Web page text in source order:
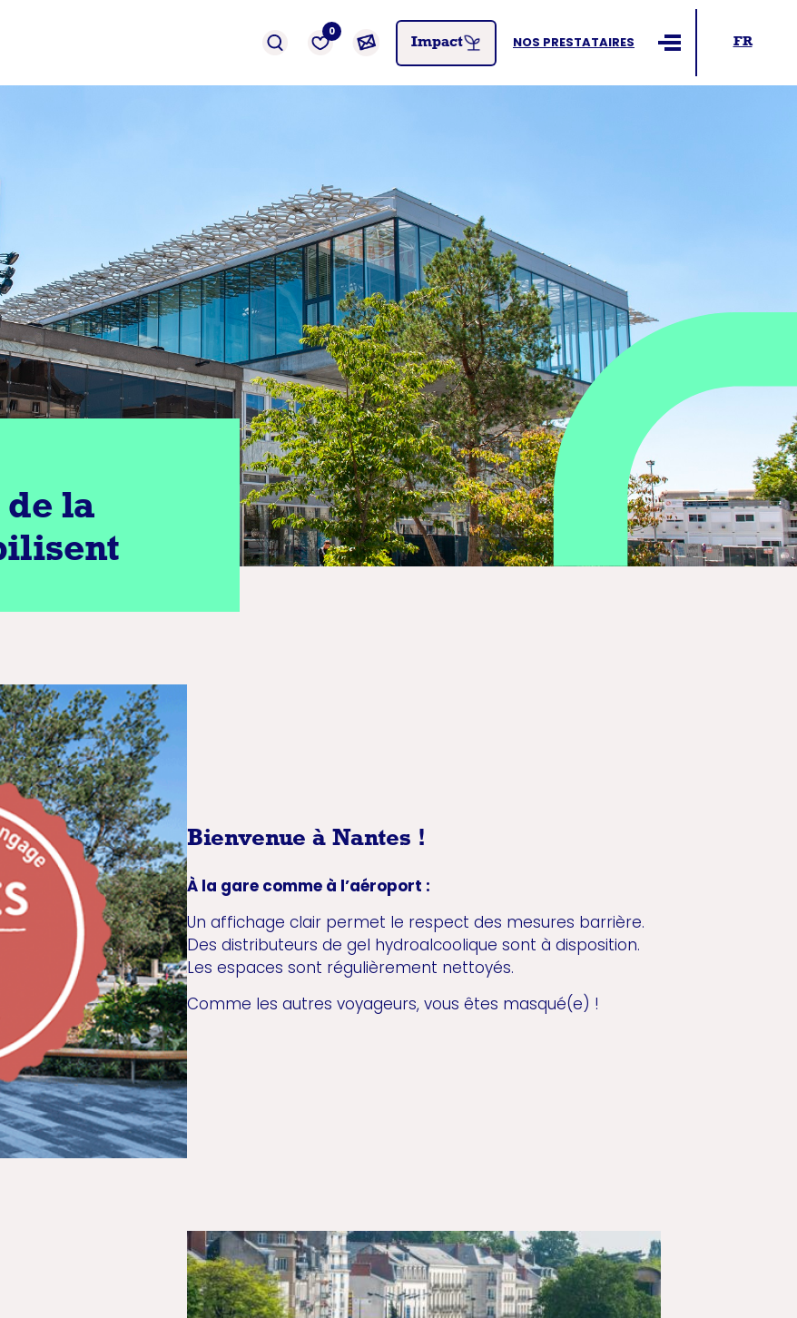
0
Impact
NOS PRESTATAIRES Ouvrir le menu
FR
de la
Bienvenue à Nantes !
À la gare comme à l’aéroport :
Un affichage clair permet le respect des mesures barrière.
Des distributeurs de gel hydroalcoolique sont à disposition.
Les espaces sont régulièrement nettoyés.
Comme les autres voyageurs, vous êtes masqué(e) !